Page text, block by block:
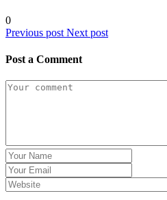
0
Previous post Next post
Post a Comment